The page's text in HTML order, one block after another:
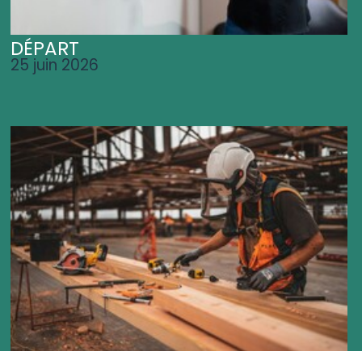
DÉPART
25 juin 2026